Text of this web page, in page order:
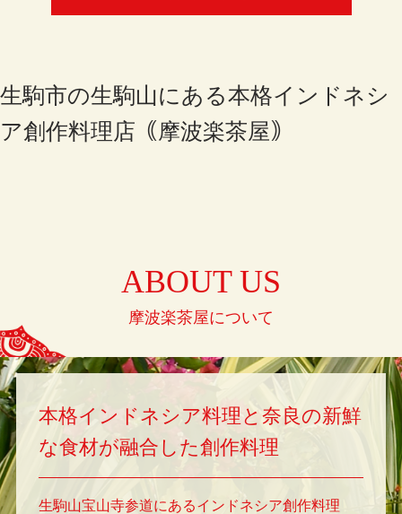
生駒市の生駒山にある本格インドネシ
ア創作料理店｟摩波楽茶屋｠
ABOUT US
摩波楽茶屋について
本格インドネシア料理と奈良の新鮮
な食材が融合した創作料理
生駒山宝山寺参道にあるインドネシア創作料理